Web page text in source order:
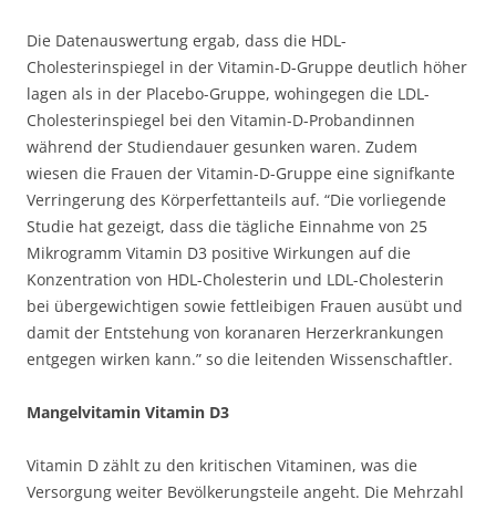
Die Datenauswertung ergab, dass die HDL-
Cholesterinspiegel in der Vitamin-D-Gruppe deutlich höher
lagen als in der Placebo-Gruppe, wohingegen die LDL-
Cholesterinspiegel bei den Vitamin-D-Probandinnen
während der Studiendauer gesunken waren. Zudem
wiesen die Frauen der Vitamin-D-Gruppe eine signifkante
Verringerung des Körperfettanteils auf. “Die vorliegende
Studie hat gezeigt, dass die tägliche Einnahme von 25
Mikrogramm Vitamin D3 positive Wirkungen auf die
Konzentration von HDL-Cholesterin und LDL-Cholesterin
bei übergewichtigen sowie fettleibigen Frauen ausübt und
damit der Entstehung von koranaren Herzerkrankungen
entgegen wirken kann.” so die leitenden Wissenschaftler.
Mangelvitamin Vitamin D3
Vitamin D zählt zu den kritischen Vitaminen, was die
Versorgung weiter Bevölkerungsteile angeht. Die Mehrzahl